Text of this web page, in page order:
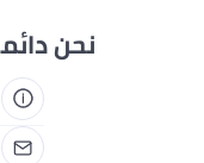
نحن